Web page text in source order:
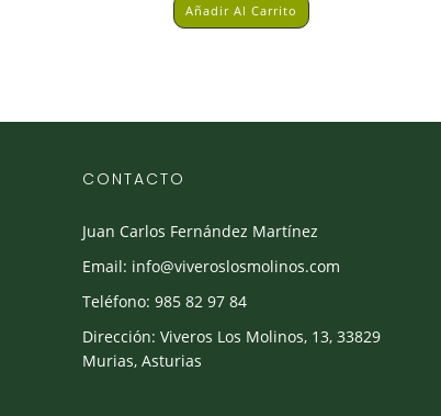
Añadir Al Carrito
CONTACTO
Juan Carlos Fernández Martínez
Email: info@viveroslosmolinos.com
Teléfono: 985 82 97 84
Dirección: Viveros Los Molinos, 13, 33829
Murias, Asturias